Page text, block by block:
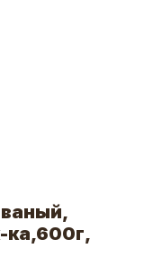
ка,600г,